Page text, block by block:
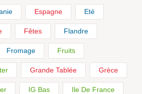
Espagne Eté
Fêtes Flandre
Fromage Fruits
Grande Tablée Grèce
IG Bas Ile De France